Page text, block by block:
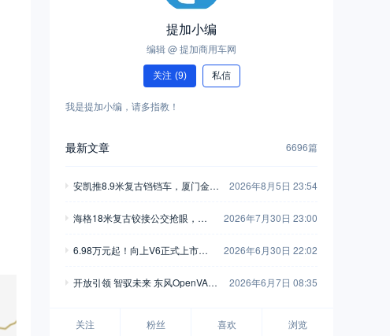
提加小编
编辑 @ 提加商用车网
关注 (9) 私信
我是提加小编，请多指教！
最新文章 6696篇
安凯推8.9米复古铛铛车，厦门金龙
9批新产品公示之M类客车篇（中）
2026年8月5日 23:54
海格18米复古铰接公交抢眼，大
8-409批新产品公示之M类客车篇
2026年7月30日 23:00
6.98万元起！向上V6正式上市，
新标杆
2026年6月30日 22:02
开放引领 智驭未来 东风OpenVAN
2026年6月7日 08:35
关注 粉丝 喜欢 浏览